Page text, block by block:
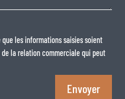
les informations saisies soient
la relation commerciale qui peut
Envoyer